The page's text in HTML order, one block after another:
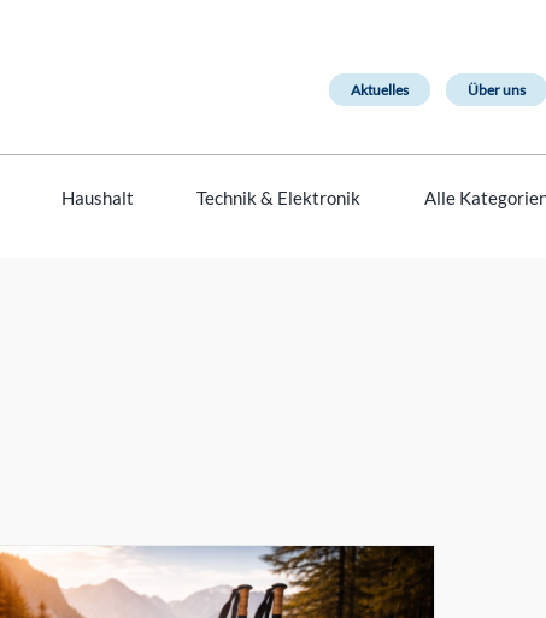
Aktuelles Über uns
Haushalt Technik & Elektronik Alle